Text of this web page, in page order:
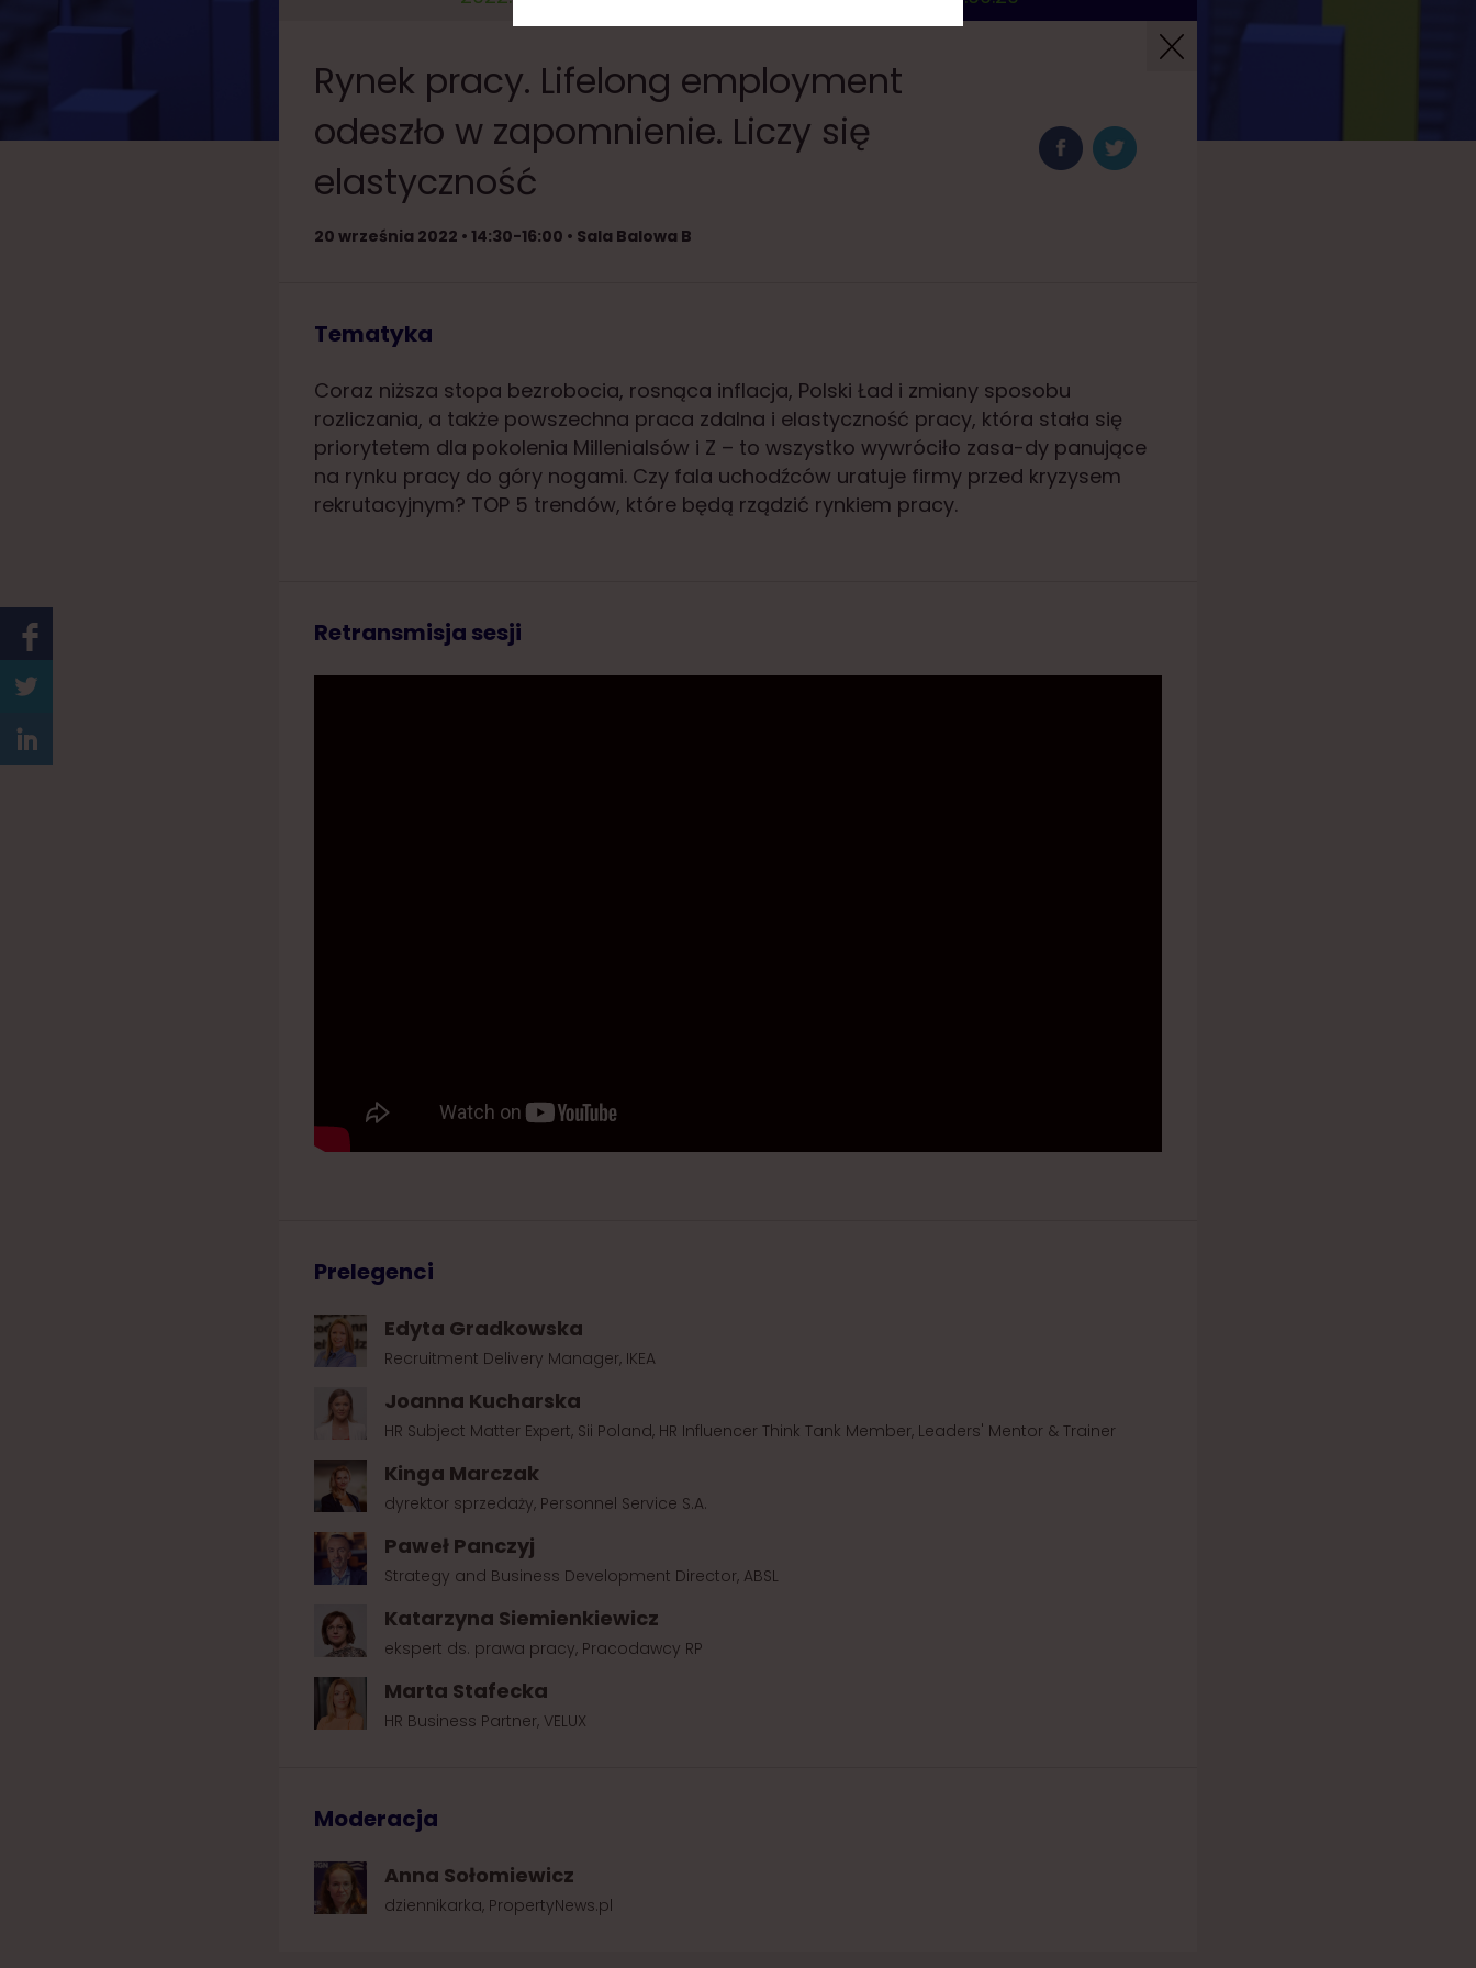
Rynek pracy. Lifelong employment
odeszło w zapomnienie. Liczy się
elastyczność
20 września 2022 • 14:30-16:00 • Sala Balowa B
Tematyka
Coraz niższa stopa bezrobocia, rosnąca inflacja, Polski Ład i zmiany sposobu
rozliczania, a także powszechna praca zdalna i elastyczność pracy, która stała się
priorytetem dla pokolenia Millenialsów i Z – to wszystko wywróciło zasa-dy panujące
na rynku pracy do góry nogami. Czy fala uchodźców uratuje firmy przed kryzysem
rekrutacyjnym? TOP 5 trendów, które będą rządzić rynkiem pracy.
Retransmisja sesji
Prelegenci
Edyta Gradkowska
Recruitment Delivery Manager, IKEA
Joanna Kucharska
HR Subject Matter Expert, Sii Poland, HR Influencer Think Tank Member, Leaders' Mentor & Trainer
Kinga Marczak
dyrektor sprzedaży, Personnel Service S.A.
Paweł Panczyj
Strategy and Business Development Director, ABSL
Katarzyna Siemienkiewicz
ekspert ds. prawa pracy, Pracodawcy RP
Marta Stafecka
HR Business Partner, VELUX
Moderacja
Anna Sołomiewicz
dziennikarka, PropertyNews.pl